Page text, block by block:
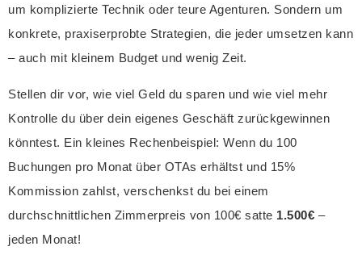
um komplizierte Technik oder teure Agenturen. Sondern um
konkrete, praxiserprobte Strategien, die jeder umsetzen kann
– auch mit kleinem Budget und wenig Zeit.
Stellen dir vor, wie viel Geld du sparen und wie viel mehr
Kontrolle du über dein eigenes Geschäft zurückgewinnen
könntest. Ein kleines Rechenbeispiel: Wenn du 100
Buchungen pro Monat über OTAs erhältst und 15%
Kommission zahlst, verschenkst du bei einem
durchschnittlichen Zimmerpreis von 100€ satte 1.500€ –
jeden Monat!